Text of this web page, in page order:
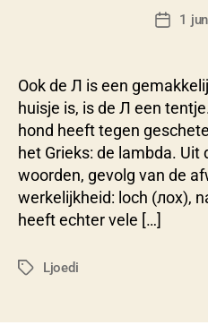
1
Ook de Л is een
huisje is, is de Л een
hond heeft tegen
het Grieks: de lambda.
woorden, gevolg van de
werkelijkheid: loch (лох),
heeft echter vele […]
TagsLjoedi